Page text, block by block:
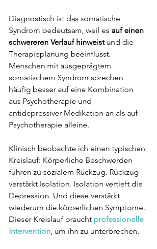
Diagnostisch ist das somatische
Syndrom bedeutsam, weil es auf einen
schwereren Verlauf hinweist und die
Therapieplanung beeinflusst.
Menschen mit ausgeprägtem
somatischem Syndrom sprechen
häufig besser auf eine Kombination
aus Psychotherapie und
antidepressiver Medikation an als auf
Psychotherapie alleine.
Klinisch beobachte ich einen typischen
Kreislauf: Körperliche Beschwerden
führen zu sozialem Rückzug. Rückzug
verstärkt Isolation. Isolation vertieft die
Depression. Und diese verstärkt
wiederum die körperlichen Symptome.
Dieser Kreislauf braucht professionelle
Intervention , um ihn zu unterbrechen.